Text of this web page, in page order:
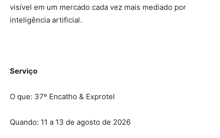
visível em um mercado cada vez mais mediado por
inteligência artificial.
Serviço
O que: 37º Encatho & Exprotel
Quando: 11 a 13 de agosto de 2026